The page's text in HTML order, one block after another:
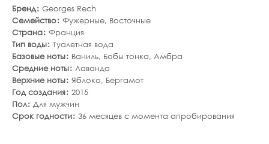
Бренд Georges Rech
Семейство Фужерные, Восточные
Страна Франция
Тип воды Туалетная вода
Базовые ноты
Ваниль, Бобы тонка, Амбра
Средние ноты Лаванда
Верхние ноты Яблоко, Бергамот
Год создания 2015
Пол Для мужчин
Срок годности 36 месяцев с момента апробирования